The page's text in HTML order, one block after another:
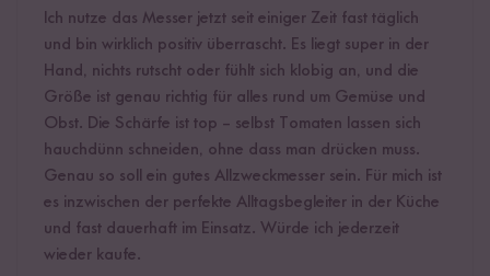
Ich nutze das Messer jetzt seit einiger Zeit fast täglich
und bin wirklich positiv überrascht. Es liegt super in der
Hand, nichts rutscht oder fühlt sich klobig an, und die
Größe ist genau richtig für alles rund um Gemüse und
Obst. Die Schärfe ist top – selbst Tomaten lassen sich
hauchdünn schneiden, ohne dass man drücken muss.
Genau so soll ein gutes Allzweckmesser sein. Für mich ist
es inzwischen der perfekte Alltagsbegleiter in der Küche
und fast dauerhaft im Einsatz. Würde ich jederzeit
wieder kaufe.